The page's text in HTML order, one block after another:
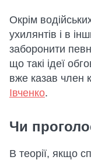
Окрім
ухилянтів і в
заборонити
що такі ідеї
вже казав член
Івченко.
Чи
В теорії, якщо